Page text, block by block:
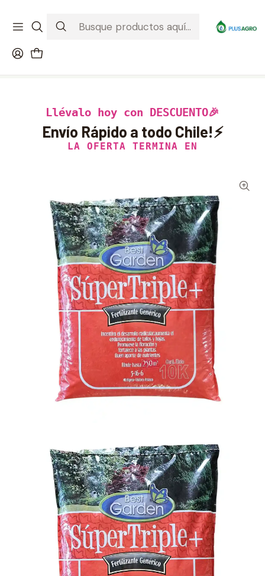
Ver condiciones de la promoción
Llévalo hoy con DESCUENTO🎉
Envío Rápido a todo Chile!⚡
LA OFERTA TERMINA EN